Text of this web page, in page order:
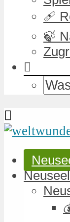
🩹
🍃